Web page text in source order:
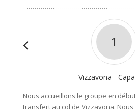
1
Vizzavona -
Nous accueillons le groupe en
transfert au col de Vizzavona.